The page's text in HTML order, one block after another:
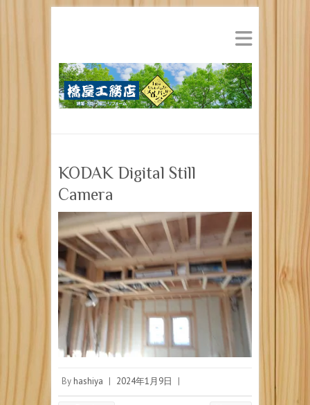
KODAK Digital Still
Camera
By hashiya | 2024年1月9日 |